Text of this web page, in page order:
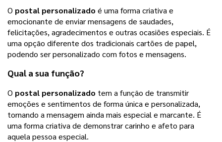
O postal personalizado é uma forma criativa e
emocionante de enviar mensagens de saudades,
felicitações, agradecimentos e outras ocasiões especiais. É
uma opção diferente dos tradicionais cartões de papel,
podendo ser personalizado com fotos e mensagens.
Qual a sua função?
O postal personalizado tem a função de transmitir
emoções e sentimentos de forma única e personalizada,
tornando a mensagem ainda mais especial e marcante. É
uma forma criativa de demonstrar carinho e afeto para
aquela pessoa especial.